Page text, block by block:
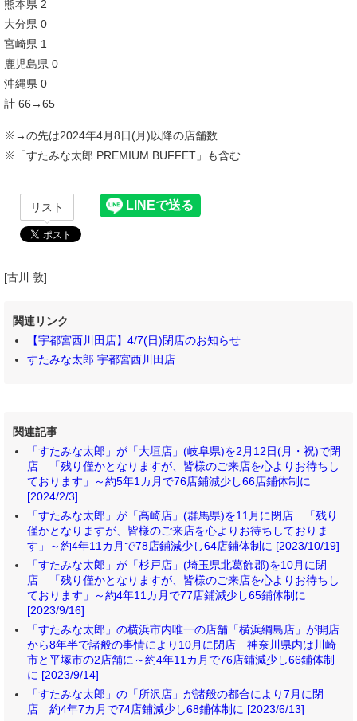
熊本県 2
大分県 0
宮崎県 1
鹿児島県 0
沖縄県 0
計 66→65
※→の先は2024年4月8日(月)以降の店舗数
※「すたみな太郎 PREMIUM BUFFET」も含む
リスト
[古川 敦]
関連リンク
【宇都宮西川田店】4/7(日)閉店のお知らせ
すたみな太郎 宇都宮西川田店
関連記事
「すたみな太郎」が「大垣店」(岐阜県)を2月12日(月・祝)で閉
店 「残り僅かとなりますが、皆様のご来店を心よりお待ちし
ております」～約5年1カ月で76店鋪減少し66店鋪体制に
[2024/2/3]
「すたみな太郎」が「高崎店」(群馬県)を11月に閉店 「残り
僅かとなりますが、皆様のご来店を心よりお待ちしておりま
す」～約4年11カ月で78店鋪減少し64店鋪体制に [2023/10/19]
「すたみな太郎」が「杉戸店」(埼玉県北葛飾郡)を10月に閉
店 「残り僅かとなりますが、皆様のご来店を心よりお待ちし
ております」～約4年11カ月で77店鋪減少し65鋪体制に
[2023/9/16]
「すたみな太郎」の横浜市内唯一の店舗「横浜綱島店」が開店
から8年半で諸般の事情により10月に閉店 神奈川県内は川崎
市と平塚市の2店舗に～約4年11カ月で76店鋪減少し66鋪体制
に [2023/9/14]
「すたみな太郎」の「所沢店」が諸般の都合により7月に閉
店 約4年7カ月で74店鋪減少し68鋪体制に [2023/6/13]